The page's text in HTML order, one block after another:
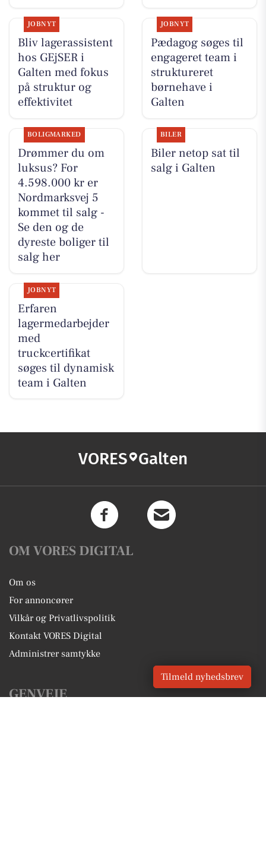
JOBNYT
Bliv lagerassistent
hos GEjSER i
Galten med fokus
på struktur og
effektivitet
JOBNYT
Pædagog søges til
engageret team i
struktureret
børnehave i
Galten
BOLIGMARKED
Drømmer du om
luksus? For
4.598.000 kr er
Nordmarksvej 5
kommet til salg -
Se den og de
dyreste boliger til
salg her
BILER
Biler netop sat til
salg i Galten
JOBNYT
Erfaren
lagermedarbejder
med
truckcertifikat
søges til dynamisk
team i Galten
VORES Galten
OM VORES DIGITAL
Om os
For annoncører
Vilkår og Privatlivspolitik
Kontakt VORES Digital
Administrer samtykke
GENVEJE
Tilmeld nyhedsbrev